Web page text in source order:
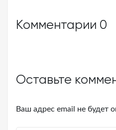
Комментарии 0
Оставьте
Ваш адрес email не будет